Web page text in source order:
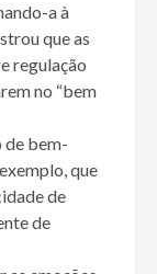
a à
que as
regulação
no “bem
de bem-
que
de
de